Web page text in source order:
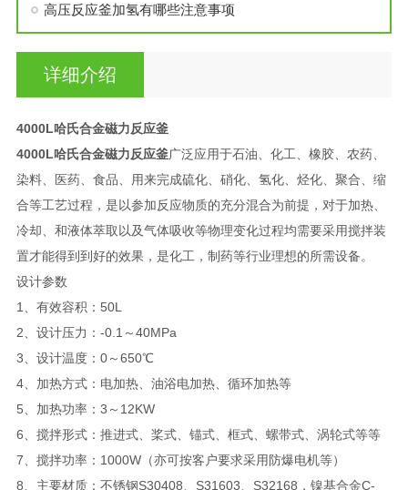
高压反应釜加氢有哪些注意事项
详细介绍
4000L哈氏合金磁力反应釜
4000L哈氏合金磁力反应釜广泛应用于石油、化工、橡胶、农药、
染料、医药、食品、用来完成硫化、硝化、氢化、烃化、聚合、缩
合等工艺过程，是以参加反应物质的充分混合为前提，对于加热、
冷却、和液体萃取以及气体吸收等物理变化过程均需要采用搅拌装
置才能得到到好的效果，是化工，制药等行业理想的所需设备。
设计参数
1、有效容积：50L
2、设计压力：-0.1～40MPa
3、设计温度：0～650℃
4、加热方式：电加热、油浴电加热、循环加热等
5、加热功率：3～12KW
6、搅拌形式：推进式、桨式、锚式、框式、螺带式、涡轮式等等
7、搅拌功率：1000W（亦可按客户要求采用防爆电机等）
8、主要材质：不锈钢S30408、S31603、S32168，镍基合金C-